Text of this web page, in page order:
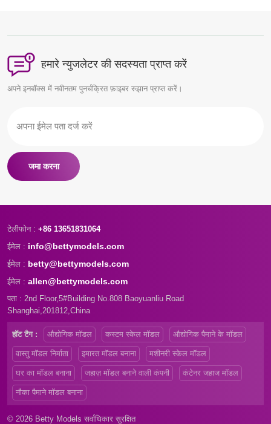
हमारे न्युजलेटर की सदस्यता प्राप्त करें
अपने इनबॉक्स में नवीनतम पुनर्चक्रित फ़ाइबर रुझान प्राप्त करें।
जमा करना
टेलीफोन : +86 13651831064
ईमेल : info@bettymodels.com
ईमेल : betty@bettymodels.com
ईमेल : allen@bettymodels.com
पता : 2nd Floor,5#Building No.808 Baoyuanliu Road
Shanghai,201812,China
हॉट टैग : औद्योगिक मॉडल कस्टम स्केल मॉडल औद्योगिक पैमाने के मॉडल
वास्तु मॉडल निर्माता इमारत मॉडल बनाना मशीनरी स्केल मॉडल
घर का मॉडल बनाना जहाज़ मॉडल बनाने वाली कंपनी कंटेनर जहाज मॉडल
नौका पैमाने मॉडल बनाना
© 2026 Betty Models सर्वाधिकार सुरक्षित